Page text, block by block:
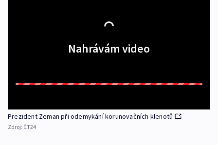
Nahrávám video
Prezident Zeman při odemykání korunovačních klenotů
Zdroj: ČT24